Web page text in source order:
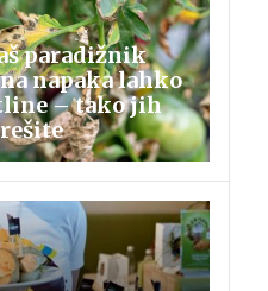
paradižnik
napaka lahko
– tako jih
rešite